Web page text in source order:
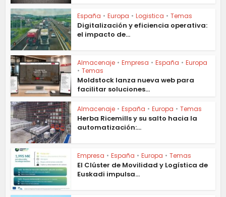
España • Europa • Logistica • Temas
Digitalización y eficiencia operativa:
el impacto de...
Almacenaje • Empresa • España • Europa
• Temas
Moldstock lanza nueva web para
facilitar soluciones...
Almacenaje • España • Europa • Temas
Herba Ricemills y su salto hacia la
automatización:...
Empresa • España • Europa • Temas
El Clúster de Movilidad y Logística de
Euskadi impulsa...